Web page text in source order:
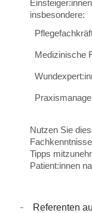
insbesondere:
Medizinische
Nutzen Sie
Tipps
Patient:innen
Referenten